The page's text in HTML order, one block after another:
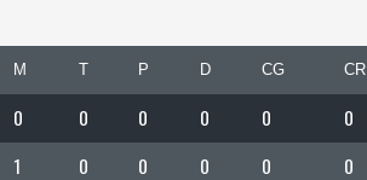
M T P D CG CR
0 0 0 0 0 0
1 0 0 0 0 0